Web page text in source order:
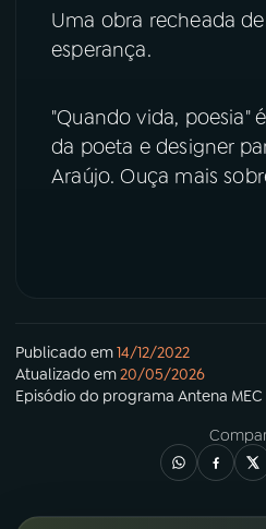
04PROGRAMAS
05PODCASTS
Instagram
Uma obra recheada
esperança.
"Quando vida, poesia"
da poeta e designer
Araújo. Ouça mais
Publicado em14/12/2022
Atualizado em20/05/2026
Episódio do programa Antena MEC